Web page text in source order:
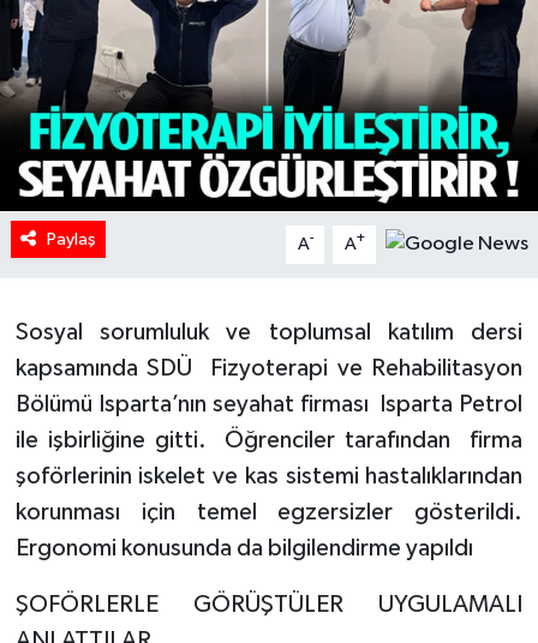
Paylaş A- A+
Sosyal sorumluluk ve toplumsal katılım dersi
kapsamında SDÜ Fizyoterapi ve Rehabilitasyon
Bölümü Isparta’nın seyahat firması Isparta Petrol
ile işbirliğine gitti. Öğrenciler tarafından firma
şoförlerinin iskelet ve kas sistemi hastalıklarından
korunması için temel egzersizler gösterildi.
Ergonomi konusunda da bilgilendirme yapıldı
ŞOFÖRLERLE GÖRÜŞTÜLER UYGULAMALI
İlginç
KÜLTÜR SANAT
MAGAZİN
Oyun
POLİTİKA
RESMİ İLANLAR
SAĞLIK
Spor
Tarihi Yapılarımız
Türkiye